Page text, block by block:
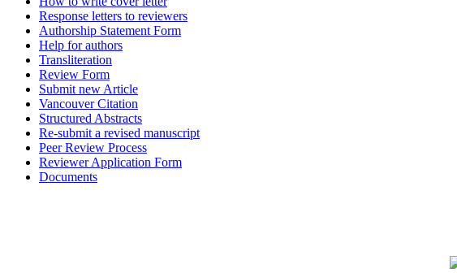
Response letters to reviewers
Authorship Statement Form
Help for authors
Transliteration
Review Form
Submit new Article
Vancouver Citation
Structured Abstracts
Re-submit a revised manuscript
Peer Review Process
Reviewer Application Form
Documents